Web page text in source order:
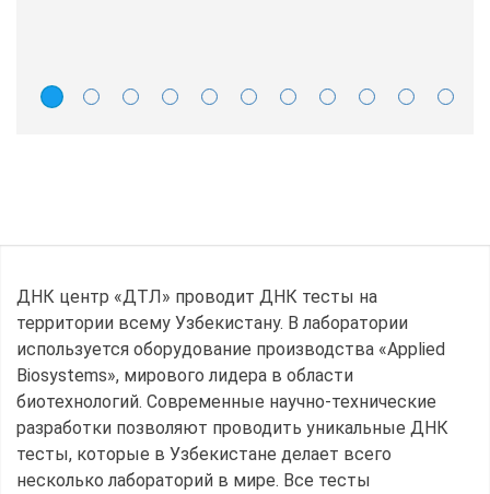
ДНК центр «ДТЛ» проводит ДНК тесты на
территории всему Узбекистану. В лаборатории
используется оборудование производства «Applied
Biosystems», мирового лидера в области
биотехнологий. Современные научно-технические
разработки позволяют проводить уникальные ДНК
тесты, которые в Узбекистане делает всего
несколько лабораторий в мире. Все тесты